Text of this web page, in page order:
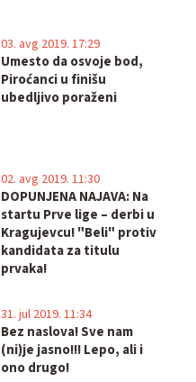
Umesto da osvoje bod,
Piroćanci u finišu
ubedljivo poraženi
03. avg 2019. 17:29
DOPUNJENA NAJAVA: Na
startu Prve lige – derbi u
Kragujevcu! "Beli" protiv
kandidata za titulu
prvaka!
02. avg 2019. 11:30
Bez naslova! Sve nam
(ni)je jasno!!! Lepo, ali i
ono drugo!
31. jul 2019. 11:34